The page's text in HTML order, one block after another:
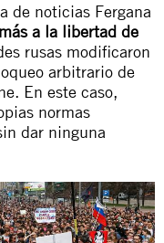
de noticias Fergana
a la libertad de
rusas modificaron
arbitrario de
En este caso,
normas
dar ninguna